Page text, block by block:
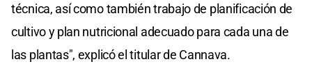
técnica, así como también trabajo de planificación de
cultivo y plan nutricional adecuado para cada una de
las plantas", explicó el titular de Cannava.